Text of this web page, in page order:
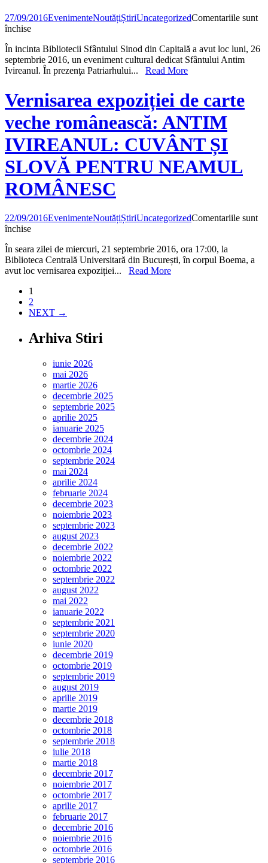
27/09/2016EvenimenteNoutățiȘtiriUncategorizedComentariile sunt
închisepentru
cultural
dedicat
Sfântului
Ivireanul.
Triplă
lansare
de
Biblioteca
Sfântului
Sinod
În incinta Bibliotecii Sfântului Sinod din Capitală a avut loc luni, 26
septembrie 2016, un eveniment cultural dedicat Sfântului Antim
Ivireanul. În prezenţa Patriarhului... Read More
Vernisarea expoziției de carte
veche românească: ANTIM
IVIREANUL: CUVÂNT ȘI
SLOVĂ PENTRU NEAMUL
ROMÂNESC
22/09/2016EvenimenteNoutățiȘtiriUncategorizedComentariile sunt
închisepentru
expoziției
de
carte
românească:
ANTIM
IVIREANUL:
ȘI
NEAMUL
ROMÂNESC
În seara zilei de miercuri, 21 septembrie 2016, ora 17:00, la
Biblioteca Centrală Universitară din București, în corpul Boema, a
avut loc vernisarea expoziției... Read More
1
2
NEXT →
Arhiva Stiri
iunie 2026
mai 2026
martie 2026
decembrie 2025
septembrie 2025
aprilie 2025
ianuarie 2025
decembrie 2024
octombrie 2024
septembrie 2024
mai 2024
aprilie 2024
februarie 2024
decembrie 2023
noiembrie 2023
septembrie 2023
august 2023
decembrie 2022
noiembrie 2022
octombrie 2022
septembrie 2022
august 2022
mai 2022
ianuarie 2022
septembrie 2021
septembrie 2020
iunie 2020
decembrie 2019
octombrie 2019
septembrie 2019
august 2019
aprilie 2019
martie 2019
decembrie 2018
octombrie 2018
septembrie 2018
iulie 2018
martie 2018
decembrie 2017
noiembrie 2017
octombrie 2017
aprilie 2017
februarie 2017
decembrie 2016
noiembrie 2016
octombrie 2016
septembrie 2016